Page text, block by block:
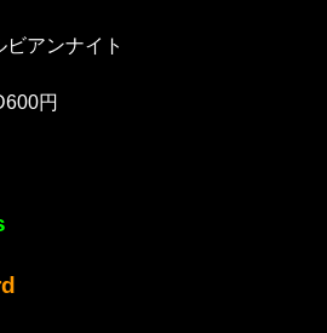
アンナイト
円